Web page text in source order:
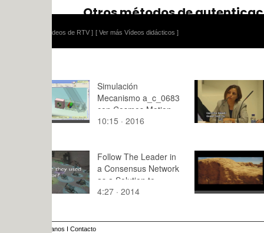
[ Ver más Vídeos didácticos ]
Simulación
Mecanismo a_c_0683
con Cosmos Motion -
5 de 9
10:15 · 2016
Día del
II
8:25 · 2015
Follow The Leader in
a Consensus Network
as a Solution to
Manage an Smart
4:27 · 2014
La gran
1:31 · 2021